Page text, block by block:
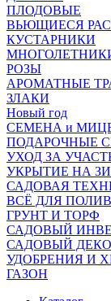
ПЛОДОВЫЕ
ВЬЮЩИЕСЯ
КУСТАРНИКИ
РОЗЫ
АРОМАТНЫЕ
ЗЛАКИ
Новый год
СЕМЕНА и
ПОДАРОЧНЫЕ
УХОД ЗА
УКРЫТИЕ НА
САДОВАЯ
ВСЁ ДЛЯ
ГРУНТ И ТОРФ
САДОВЫЙ
САДОВЫЙ
УДОБРЕНИЯ И
ГАЗОН